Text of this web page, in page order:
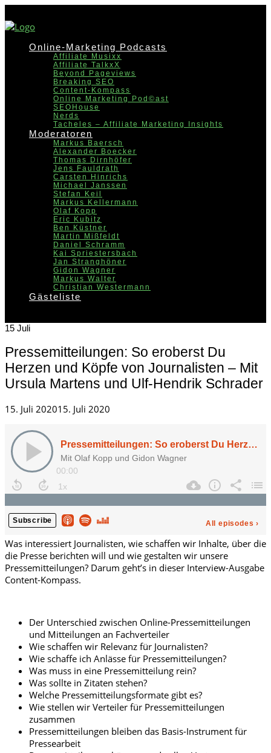
Online-Marketing Podcasts
Affiliate Musixx
Affiliate TalkxX
Beyond Pageviews
Breaking SEO
Content-Kompass
Online Marketing Pod©ast
SEOHouse
Nerds
Tacheles – Affiliate Marketing Insights
Moderatoren
Markus Baersch
Alexander Boecker
Thomas Dirnhöfer
Jens Fauldrath
Carsten Hinrichs
Michael Janssen
Stefan Keil
Markus Kellermann
Olaf Kopp
Eric Kubitz
Ben Küstner
Martin Mißfeldt
Daniel Schramm
Kai Spriestersbach
Jan Stranghöner
Gidon Wagner
Markus Walter
Christian Westermann
Gästeliste
15 Juli
Pressemitteilungen: So eroberst Du
Herzen und Köpfe von Journalisten – Mit
Ursula Martens und Ulf-Hendrik Schrader
Posted
15. Juli 202015. Juli 2020
Was interessiert Journalisten, wie schaffen wir Inhalte, über die
die Presse berichten will und wie gestalten wir unsere
Pressemitteilungen? Darum geht’s in dieser Interview-Ausgabe
Content-Kompass.
Der Unterschied zwischen Online-Pressemitteilungen
und Mitteilungen an Fachverteiler
Wie schaffen wir Relevanz für Journalisten?
Wie schaffe ich Anlässe für Pressemitteilungen?
Was muss in eine Pressemitteilung rein?
Was sollte in Zitaten stehen?
Welche Pressemitteilungsformate gibt es?
Wie stellen wir Verteiler für Pressemitteilungen
zusammen
Pressemitteilungen bleiben das Basis-Instrument für
Pressearbeit